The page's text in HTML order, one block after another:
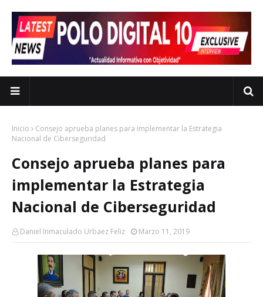
Inicio
Consejo aprueba planes para implementar la Estrategia
Nacional de Ciberseguridad
Consejo aprueba planes para
implementar la Estrategia
Nacional de Ciberseguridad
Daniel Inmaculado Urbaez Feliz Marzo 11, 2019